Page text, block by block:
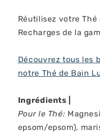
Réutilisez votre
Recharges de la
Découvrez tous les
notre Thé de Bain
Ingrédients |
Pour le Thé:
epsom/epsom),